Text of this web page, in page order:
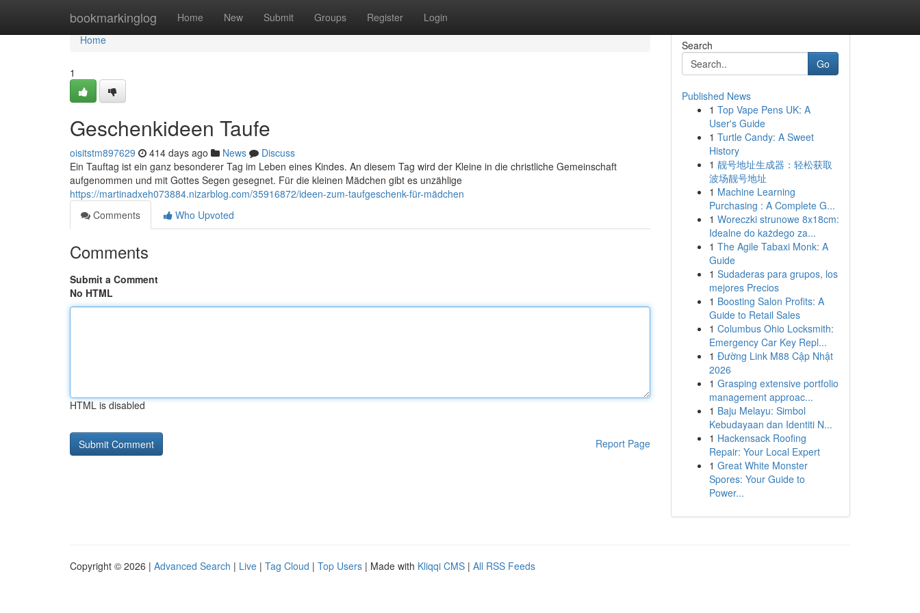
bookmarkinglog Home New Submit Groups Register Login
Home
Home
1
Geschenkideen Taufe
oisitstm897629 414 days ago News
Discuss
Ein Tauftag ist ein ganz besonderer Tag im Leben eines Kindes. An diesem Tag wird der Kleine in die christliche Gemeinschaft
aufgenommen und mit Gottes Segen gesegnet. Für die kleinen Mädchen gibt es unzählige
https://martinadxeh073884.nizarblog.com/35916872/ideen-zum-taufgeschenk-für-mädchen
Comments
Who Upvoted
Comments
Submit a Comment
No HTML
HTML is disabled
Report Page
Search
Go
Published News
1 Top Vape Pens UK: A
User's Guide
1 Turtle Candy: A Sweet
History
1 靓号地址生成器：轻松获取
波场靓号地址
1 Machine Learning
Purchasing : A Complete G...
1 Woreczki strunowe 8x18cm:
Idealne do każdego za...
1 The Agile Tabaxi Monk: A
Guide
1 Sudaderas para grupos, los
mejores Precios
1 Boosting Salon Profits: A
Guide to Retail Sales
1 Columbus Ohio Locksmith:
Emergency Car Key Repl...
1 Đường Link M88 Cập Nhật
2026
1 Grasping extensive portfolio
management approac...
1 Baju Melayu: Simbol
Kebudayaan dan Identiti N...
1 Hackensack Roofing
Repair: Your Local Expert
1 Great White Monster
Spores: Your Guide to
Power...
Copyright © 2026 | Advanced Search | Live | Tag Cloud | Top Users | Made with Kliqqi CMS | All RSS Feeds